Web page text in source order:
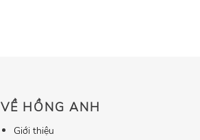
VỀ HỒNG ANH
Giới thiệu